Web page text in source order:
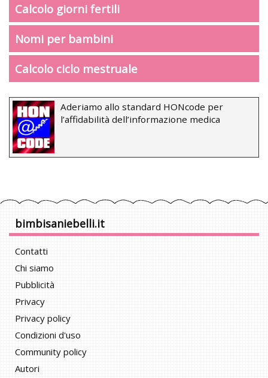
Calcolo giorni fertili
Nomi per bambini
Calcolo ciclo mestruale
Aderiamo allo standard HONcode per
l’affidabilità dell’informazione medica
bimbisaniebelli.it
Contatti
Chi siamo
Pubblicità
Privacy
Privacy policy
Condizioni d'uso
Community policy
Autori